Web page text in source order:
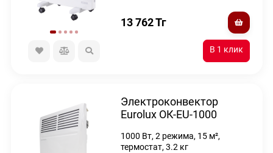
13 762Тг
Электроконвектор
Eurolux ОК-EU-1000
1000 Вт, 2 режима, 15 м²,
термостат, 3.2 кг